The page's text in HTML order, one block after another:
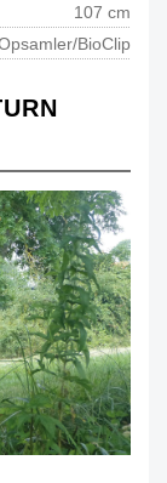
107 cm
BioClip